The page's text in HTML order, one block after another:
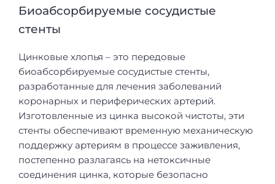
Биоабсорбируемые сосудистые
стенты
Цинковые хлопья – это передовые
биоабсорбируемые сосудистые стенты,
разработанные для лечения заболеваний
коронарных и периферических артерий.
Изготовленные из цинка высокой чистоты, эти
стенты обеспечивают временную механическую
поддержку артериям в процессе заживления,
постепенно разлагаясь на нетоксичные
соединения цинка, которые безопасно